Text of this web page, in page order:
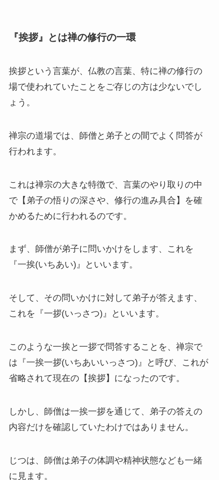
『挨拶』とは禅の修行の一環
挨拶という言葉が、仏教の言葉、特に禅の修行の
場で使われていたことをご存じの方は少ないでし
ょう。
禅宗の道場では、師僧と弟子との間でよく問答が
行われます。
これは禅宗の大きな特徴で、言葉のやり取りの中
で【弟子の悟りの深さや、修行の進み具合】を確
かめるために行われるのです。
まず、師僧が弟子に問いかけをします、これを
『一挨(いちあい)』といいます。
そして、その問いかけに対して弟子が答えます、
これを『一拶(いっさつ)』といいます。
このような一挨と一拶で問答することを、禅宗で
は『一挨一拶(いちあいいっさつ)』と呼び、これが
省略されて現在の【挨拶】になったのです。
しかし、師僧は一挨一拶を通じて、弟子の答えの
内容だけを確認していたわけではありません。
じつは、師僧は弟子の体調や精神状態なども一緒
に見ます。